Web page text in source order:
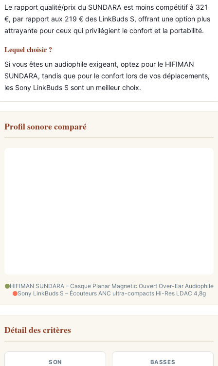
Le rapport qualité/prix du SUNDARA est moins compétitif à 321
€, par rapport aux 219 € des LinkBuds S, offrant une option plus
attrayante pour ceux qui privilégient le confort et la portabilité.
Lequel choisir ?
Si vous êtes un audiophile exigeant, optez pour le HIFIMAN
SUNDARA, tandis que pour le confort lors de vos déplacements,
les Sony LinkBuds S sont un meilleur choix.
Profil sonore comparé
HIFIMAN SUNDARA – Casque Planar Magnetic Ouvert Over-Ear Audiophile
Sony LinkBuds S – Écouteurs ANC ultra-compacts Hi-Res LDAC 4,8g
Détail des critères
SON BASSES